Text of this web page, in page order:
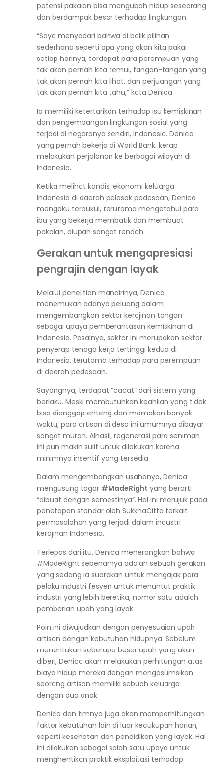
potensi pakaian bisa mengubah hidup seseorang
dan berdampak besar terhadap lingkungan.
“Saya menyadari bahwa di balik pilihan
sederhana seperti apa yang akan kita pakai
setiap harinya, terdapat para perempuan yang
tak akan pernah kita temui, tangan-tangan yang
tak akan pernah kita lihat, dan perjuangan yang
tak akan pernah kita tahu,” kata Denica.
Ia memiliki ketertarikan terhadap isu kemiskinan
dan pengembangan lingkungan sosial yang
terjadi di negaranya sendiri, Indonesia. Denica
yang pernah bekerja di World Bank, kerap
melakukan perjalanan ke berbagai wilayah di
Indonesia.
Ketika melihat kondisi ekonomi keluarga
Indonesia di daerah pelosok pedesaan, Denica
mengaku terpukul, terutama mengetahui para
ibu yang bekerja membatik dan membuat
pakaian, diupah sangat rendah.
Gerakan untuk mengapresiasi
pengrajin dengan layak
Melalui penelitian mandirinya, Denica
menemukan adanya peluang dalam
mengembangkan sektor kerajinan tangan
sebagai upaya pemberantasan kemiskinan di
Indonesia. Pasalnya, sektor ini merupakan sektor
penyerap tenaga kerja tertinggi kedua di
Indonesia, terutama terhadap para perempuan
di daerah pedesaan.
Sayangnya, terdapat “cacat” dari sistem yang
berlaku. Meski membutuhkan keahlian yang tidak
bisa dianggap enteng dan memakan banyak
waktu, para artisan di desa ini umumnya dibayar
sangat murah. Alhasil, regenerasi para seniman
ini pun makin sulit untuk dilakukan karena
minimnya insentif yang tersedia.
Dalam mengembangkan usahanya, Denica
mengusung tagar #MadeRight yang berarti
“dibuat dengan semestinya”. Hal ini merujuk pada
penetapan standar oleh SukkhaCitta terkait
permasalahan yang terjadi dalam industri
kerajinan Indonesia.
Terlepas dari itu, Denica menerangkan bahwa
#MadeRight sebenarnya adalah sebuah gerakan
yang sedang ia suarakan untuk mengajak para
pelaku industri fesyen untuk menuntut praktik
industri yang lebih beretika, nomor satu adalah
pemberian upah yang layak.
Poin ini diwujudkan dengan penyesuaian upah
artisan dengan kebutuhan hidupnya. Sebelum
menentukan seberapa besar upah yang akan
diberi, Denica akan melakukan perhitungan atas
biaya hidup mereka dengan mengasumsikan
seorang artisan memiliki sebuah keluarga
dengan dua anak.
Denica dan timnya juga akan memperhitungkan
faktor kebutuhan lain di luar kecukupan harian,
seperti kesehatan dan pendidikan yang layak. Hal
ini dilakukan sebagai salah satu upaya untuk
menghentikan praktik eksploitasi terhadap